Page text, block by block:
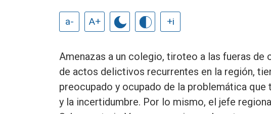
a- A+ +i
Amenazas a un colegio, tiroteo a las fueras
de actos delictivos recurrentes en la región,
preocupado y ocupado de la problemática
y la incertidumbre. Por lo mismo, el jefe